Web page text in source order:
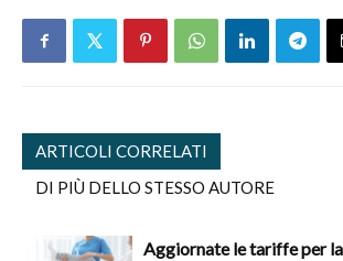
ARTICOLI CORRELATI
DI PIÙ DELLO STESSO AUTORE
Aggiornate le tariffe per